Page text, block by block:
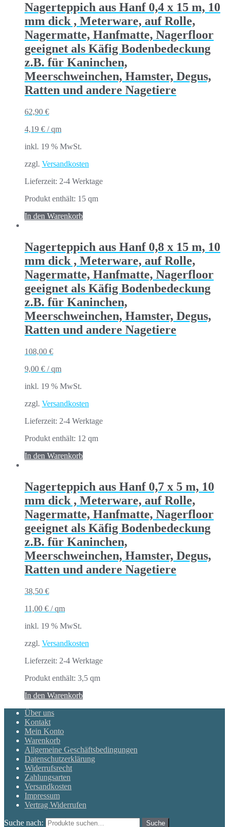
Nagerteppich aus Hanf 0,4 x 15 m, 10
mm dick , Meterware, auf Rolle,
Nagermatte, Hanfmatte, Nagerfloor
geeignet als Käfig Bodenbedeckung
z.B. für Kaninchen,
Meerschweinchen, Hamster, Degus,
Ratten und andere Nagetiere
62,90 €
4,19 € /qm
inkl. 19 % MwSt.
zzgl. Versandkosten
Lieferzeit: 2-4 Werktage
Produkt enthält: 15 qm
In den Warenkorb
Nagerteppich aus Hanf 0,8 x 15 m, 10
mm dick , Meterware, auf Rolle,
Nagermatte, Hanfmatte, Nagerfloor
geeignet als Käfig Bodenbedeckung
z.B. für Kaninchen,
Meerschweinchen, Hamster, Degus,
Ratten und andere Nagetiere
108,00 €
9,00 € /qm
inkl. 19 % MwSt.
zzgl. Versandkosten
Lieferzeit: 2-4 Werktage
Produkt enthält: 12 qm
In den Warenkorb
Nagerteppich aus Hanf 0,7 x 5 m, 10
mm dick , Meterware, auf Rolle,
Nagermatte, Hanfmatte, Nagerfloor
geeignet als Käfig Bodenbedeckung
z.B. für Kaninchen,
Meerschweinchen, Hamster, Degus,
Ratten und andere Nagetiere
38,50 €
11,00 € /qm
inkl. 19 % MwSt.
zzgl. Versandkosten
Lieferzeit: 2-4 Werktage
Produkt enthält: 3,5 qm
In den Warenkorb
Über uns
Kontakt
Mein Konto
Warenkorb
Allgemeine Geschäftsbedingungen
Datenschutzerklärung
Widerrufsrecht
Zahlungsarten
Versandkosten
Impressum
Vertrag Widerrufen
Suche nach: Suche